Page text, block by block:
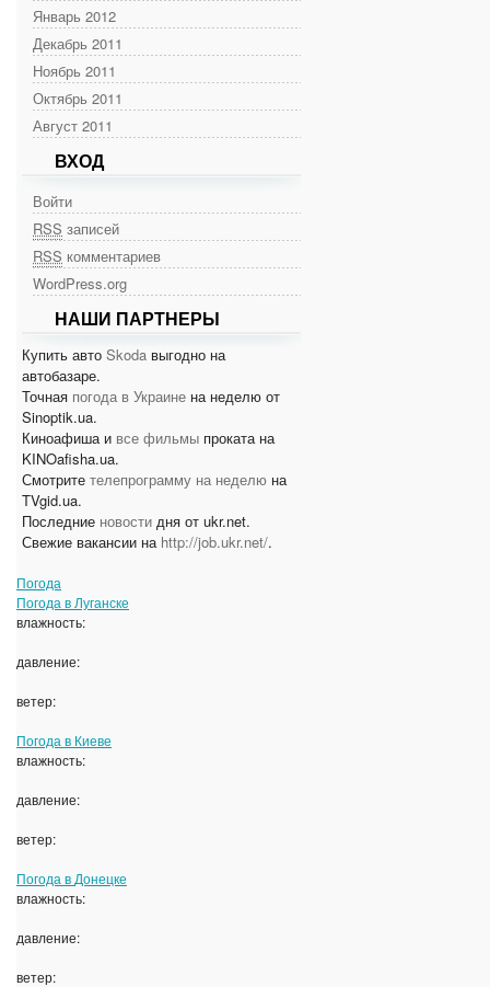
Январь 2012
Декабрь 2011
Ноябрь 2011
Октябрь 2011
Август 2011
ВХОД
Войти
RSS записей
RSS комментариев
WordPress.org
НАШИ ПАРТНЕРЫ
Купить авто Skoda выгодно на
автобазаре.
Точная погода в Украине на неделю от
Sinoptik.ua.
Киноафиша и все фильмы проката на
KINOafisha.ua.
Смотрите телепрограмму на неделю на
TVgid.ua.
Последние новости дня от ukr.net.
Свежие вакансии на http://job.ukr.net/.
Погода
Погода в Луганске
влажность:
давление:
ветер:
Погода в Киеве
влажность:
давление:
ветер:
Погода в Донецке
влажность:
давление:
ветер: